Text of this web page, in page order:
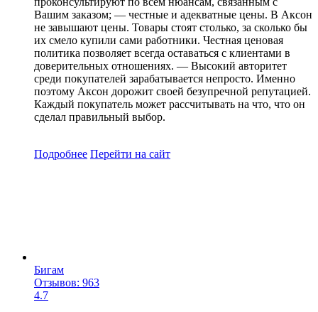
Вашим заказом; — честные и адекватные цены. В Аксон
не завышают цены. Товары стоят столько, за сколько бы
их смело купили сами работники. Честная ценовая
политика позволяет всегда оставаться с клиентами в
доверительных отношениях. — Высокий авторитет
среди покупателей зарабатывается непросто. Именно
поэтому Аксон дорожит своей безупречной репутацией.
Каждый покупатель может рассчитывать на что, что он
сделал правильный выбор.
Подробнее Перейти на сайт
Бигам
Отзывов: 963
4.7